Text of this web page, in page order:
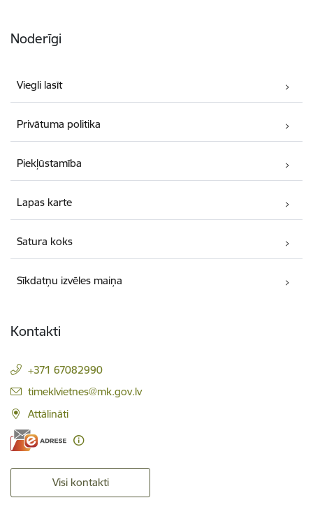
Noderīgi
Viegli lasīt
Privātuma politika
Piekļūstamība
Lapas karte
Satura koks
Sīkdatņu izvēles maiņa
Kontakti
+371 67082990
E-pasts:
timeklvietnes@mk.gov.lv
Attālināti
Visi kontakti